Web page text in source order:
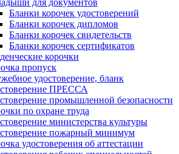
для документов
Бланки корочек удостоверений
Бланки корочек дипломов
Бланки корочек свидетельств
Бланки корочек сертификатов
корочки
пропуск
удостоверение, бланк
ПРЕССА
промышленной безопасности
по охране труда
министерства культуры
пожарный минимум
удостоверения об аттестации